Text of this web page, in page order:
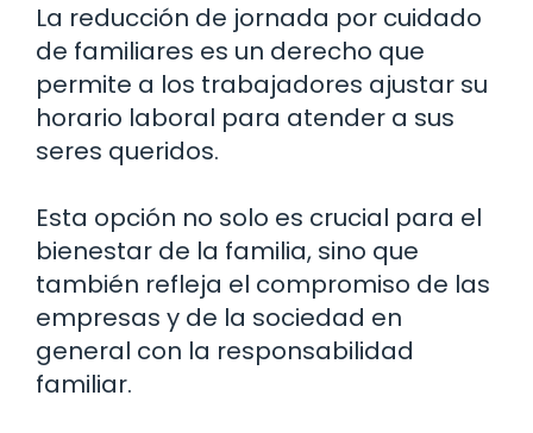
La reducción de jornada por cuidado
de familiares es un derecho que
permite a los trabajadores ajustar su
horario laboral para atender a sus
seres queridos.
Esta opción no solo es crucial para el
bienestar de la familia, sino que
también refleja el compromiso de las
empresas y de la sociedad en
general con la responsabilidad
familiar.